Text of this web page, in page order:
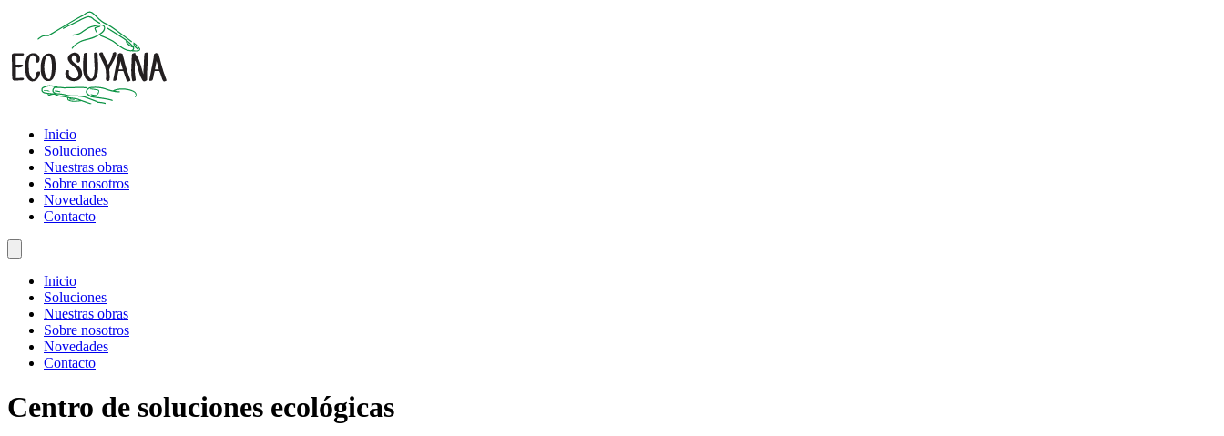
Inicio
Soluciones
Nuestras obras
Sobre nosotros
Novedades
Contacto
Inicio
Soluciones
Nuestras obras
Sobre nosotros
Novedades
Contacto
Centro de soluciones ecológicas